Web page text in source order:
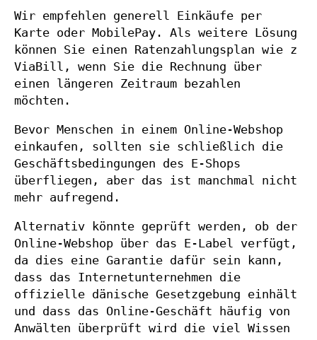
Wir empfehlen generell Einkäufe per
Karte oder MobilePay. Als weitere Lösung
können Sie einen Ratenzahlungsplan wie z
ViaBill, wenn Sie die Rechnung über
einen längeren Zeitraum bezahlen
möchten.
Bevor Menschen in einem Online-Webshop
einkaufen, sollten sie schließlich die
Geschäftsbedingungen des E-Shops
überfliegen, aber das ist manchmal nicht
mehr aufregend.
Alternativ könnte geprüft werden, ob der
Online-Webshop über das E-Label verfügt,
da dies eine Garantie dafür sein kann,
dass das Internetunternehmen die
offizielle dänische Gesetzgebung einhält
und dass das Online-Geschäft häufig von
Anwälten überprüft wird die viel Wissen